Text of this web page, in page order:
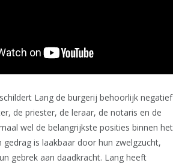
schildert Lang de burgerij behoorlijk negatief
de priester, de leraar, de notaris en de
wel de belangrijkste posities binnen het
gedrag is laakbaar door hun zwelgzucht,
gebrek aan daadkracht. Lang heeft